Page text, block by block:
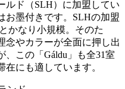
ルド（SLH）に加盟してい
お墨付きです。SLHの加盟
かなり小規模。そのた
念やカラーが全面に押し出
、この「Gáldu」も全31室
にも適しています。